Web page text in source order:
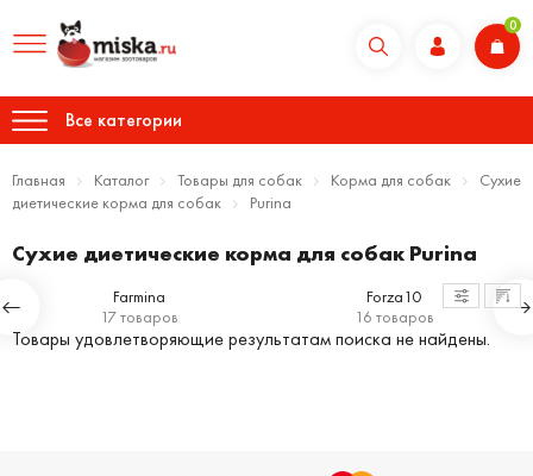
0
Все категории
Главная Каталог Товары для собак Корма для собак
Сухие
диетические корма для собак
Purina
Сухие диетические корма для собак Purina
Farmina
17 товаров
Forza10
16 товаров
Товары удовлетворяющие результатам поиска не найдены.